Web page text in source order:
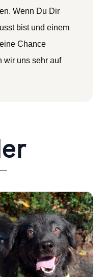
Wenn Du Dir
bist und einem
Chance
wir uns sehr auf